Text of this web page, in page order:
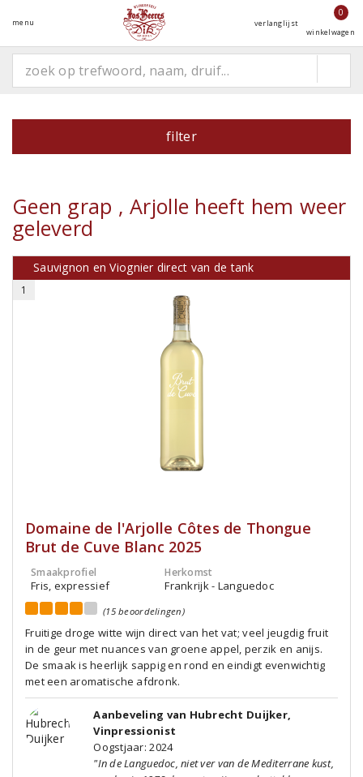
menu verlanglijst
0
winkelwagen
filter
Geen grap , Arjolle heeft hem weer
geleverd
Sauvignon en Viognier direct van de tank
1
Domaine de l'Arjolle Côtes de Thongue
Brut de Cuve Blanc 2025
Smaakprofiel
Fris, expressief
Herkomst
Frankrijk - Languedoc
(15 beoordelingen)
Fruitige droge witte wijn direct van het vat; veel jeugdig fruit
in de geur met nuances van groene appel, perzik en anijs.
De smaak is heerlijk sappig en rond en eindigt evenwichtig
met een aromatische afdronk.
Aanbeveling van Hubrecht Duijker,
Vinpressionist
Oogstjaar: 2024
"In de Languedoc, niet ver van de Mediterrane kust,